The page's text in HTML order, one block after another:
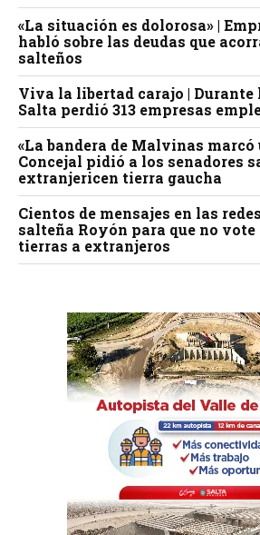
«La situación es dolorosa» |
habló sobre las deudas que
salteños
Viva la libertad carajo |
Salta perdió 313 empresas
«La bandera de Malvinas marcó
Concejal pidió a los senadores
extranjericen tierra gaucha
Cientos de mensajes en las
salteña Royón para que no vote
tierras a extranjeros